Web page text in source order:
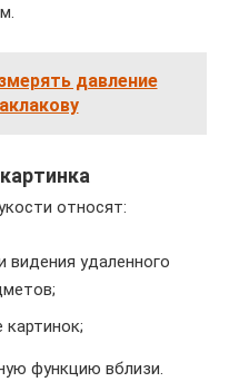
давление
относят:
видения удаленного
картинок;
функцию вблизи.